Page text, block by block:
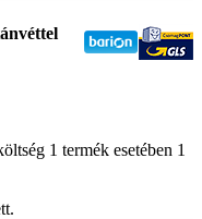
1 termék esetében 1